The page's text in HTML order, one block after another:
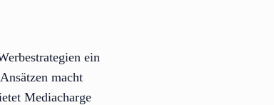
ein
macht
Mediacharge